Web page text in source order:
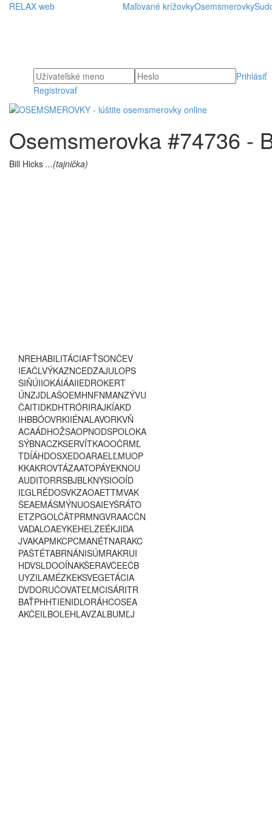
RELAX web Maľované krížovkyOsemsmerovky
Prihlásiť
Registrovať
Osemsmerovka #74736 -
Bill Hicks ...(tajnička)
NREHABILITÁCIAFŤSONČEV
IEAČLVÝKAZNCEDZAJULOPS
SIŇÚIIOKÁIÁAIIEDROKERT
ÚNZJDLAŠOEMHNFNMANZÝVU
ČAITIDKDHTRÓRIRAJKÍAKD
IHBBÓOVRKIIÉNALAVORKVŇ
ACAÁDHOŽSAOPNODSPOLOKA
SÝBNACZKSERVÍTKAOOČRMĽ
TDÍÁHDOSXEDOARAELĽMUOP
KKAKROVTÁZAATOPÁYEKNOU
AUDITORRSBJBLKNYSIOOÍD
IĽGLRÉDOSVKZAOAETTMVAK
ŠEAEMÁSMÝNUOSAIEYŠRÁTO
ETZPGOLČÄTPRMNGVRAACČN
VADALOAEYKEHELZEÉKJIDA
JVAKAPMKCPCMANÉTNARAKC
PAŠTÉTABRNÁNISÚMRAKRUI
HDVSLDOOÍNAKŠERAVČEEČB
UYZILAMÉZKEKSVEGETÁCIA
DVDORUČOVATEĽMCISÁRITR
BAŤPHHTIENIDLORÁHCOSEA
AKČEILBOLEHLAVZALBUMĽJ